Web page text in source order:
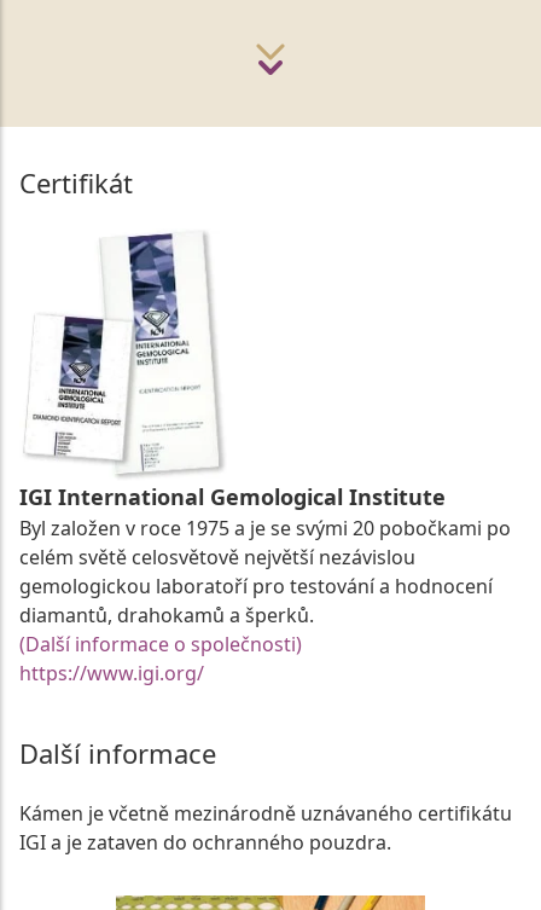
Certifikát
IGI International Gemological Institute
Byl založen v roce 1975 a je se svými 20 pobočkami po
celém světě celosvětově největší nezávislou
gemologickou laboratoří pro testování a hodnocení
diamantů, drahokamů a šperků.
(Další informace o společnosti)
https://www.igi.org/
Další informace
Kámen je včetně mezinárodně uznávaného certifikátu
IGI a je zataven do ochranného pouzdra.